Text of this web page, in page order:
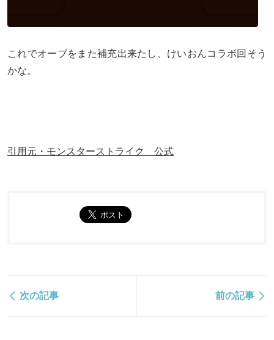
これでオーブをまた補充出来たし、けいおんコラボ回そう
かな。
引用元・モンスターストライク 公式
次の記事 前の記事